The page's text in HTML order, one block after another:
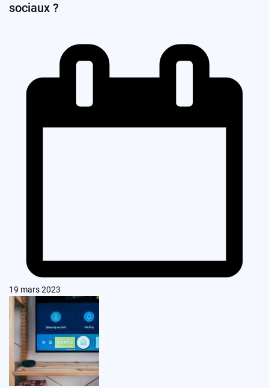
sociaux ?
19 mars 2023